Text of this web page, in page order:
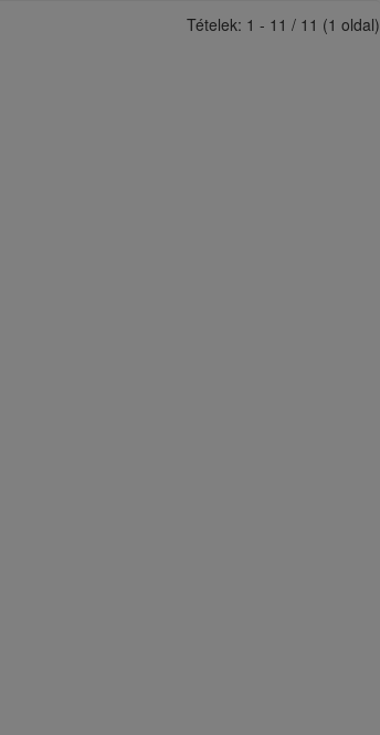
Tételek: 1 - 11 / 11 (1 oldal)